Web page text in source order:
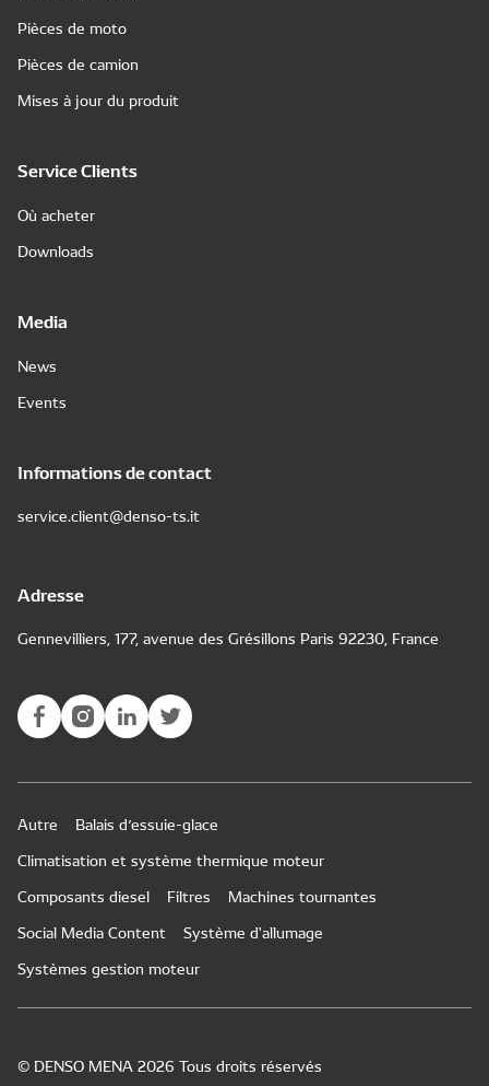
Pièces de moto
Pièces de camion
Mises à jour du produit
Service Clients
Où acheter
Downloads
Media
News
Events
Informations de contact
service.client@denso-ts.it
Adresse
Gennevilliers, 177, avenue des Grésillons Paris 92230, France
Autre
Balais d’essuie-glace
Climatisation et système thermique moteur
Composants diesel
Filtres
Machines tournantes
Social Media Content
Système d'allumage
Systèmes gestion moteur
© DENSO MENA 2026 Tous droits réservés